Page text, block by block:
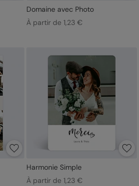
Domaine avec Photo
À partir de 1,23 €
Harmonie Simple
À partir de 1,23 €